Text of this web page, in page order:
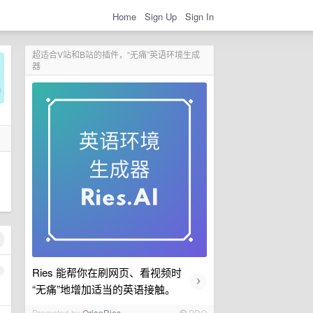
Home Sign Up Sign In
超适合V站和B站的插件，“无痛”英语环境生成
器
Ries 能帮你在刷网页、看视频时
“无痛”地增加适当的英语接触。
›